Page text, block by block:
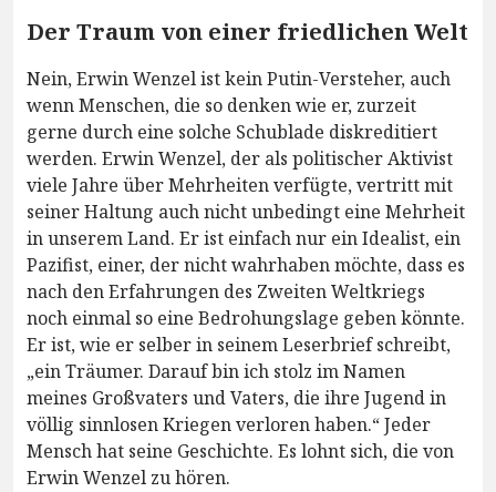
Der Traum von einer friedlichen Welt
Nein, Erwin Wenzel ist kein Putin-Versteher, auch
wenn Menschen, die so denken wie er, zurzeit
gerne durch eine solche Schublade diskreditiert
werden. Erwin Wenzel, der als politischer Aktivist
viele Jahre über Mehrheiten verfügte, vertritt mit
seiner Haltung auch nicht unbedingt eine Mehrheit
in unserem Land. Er ist einfach nur ein Idealist, ein
Pazifist, einer, der nicht wahrhaben möchte, dass es
nach den Erfahrungen des Zweiten Weltkriegs
noch einmal so eine Bedrohungslage geben könnte.
Er ist, wie er selber in seinem Leserbrief schreibt,
„ein Träumer. Darauf bin ich stolz im Namen
meines Großvaters und Vaters, die ihre Jugend in
völlig sinnlosen Kriegen verloren haben.“ Jeder
Mensch hat seine Geschichte. Es lohnt sich, die von
Erwin Wenzel zu hören.